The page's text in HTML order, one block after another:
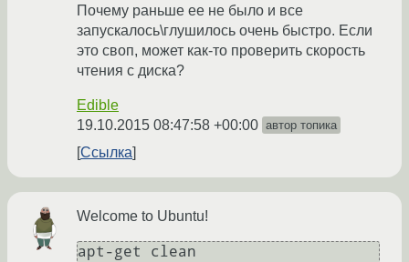
Почему раньше ее не было и все
запускалось\глушилось очень быстро. Если
это своп, может как-то проверить скорость
чтения с диска?
Edible
19.10.2015 08:47:58 +00:00 автор топика
Ссылка
Welcome to Ubuntu!
apt-get clean